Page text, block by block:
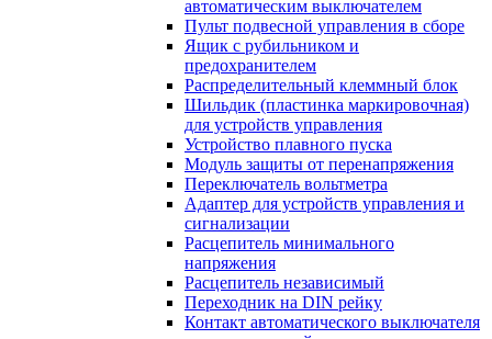
автоматическим выключателем
Пульт подвесной управления в сборе
Ящик с рубильником и
предохранителем
Распределительный клеммный блок
Шильдик (пластинка маркировочная)
для устройств управления
Устройство плавного пуска
Модуль защиты от перенапряжения
Переключатель вольтметра
Адаптер для устройств управления и
сигнализации
Расцепитель минимального
напряжения
Расцепитель независимый
Переходник на DIN рейку
Контакт автоматического выключателя